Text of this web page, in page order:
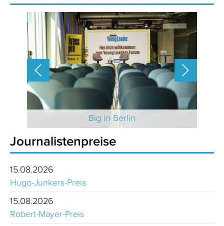
Big in Berlin
Journalistenpreise
15.08.2026
Hugo-Junkers-Preis
15.08.2026
Robert-Mayer-Preis